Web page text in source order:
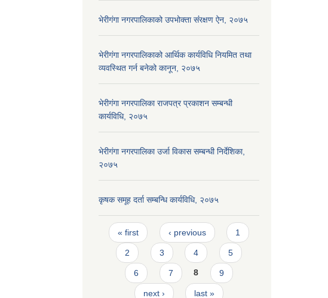
भेरीगंगा नगरपालिकाको उपभोक्ता संंरक्षण ऐन, २०७५
भेरीगंगा नगरपालिकाको आर्थिक कार्यविधि नियमित तथा
व्यवस्थित गर्न बनेको कानून, २०७५
भेरीगंगा नगरपालिका राजपत्र प्रकाशन सम्बन्धी
कार्यविधि, २०७५
भेरीगंगा नगरपालिका उर्जा विकास सम्बन्धी निर्देशिका,
२०७५
कृषक समूह दर्ता सम्बन्धि कार्यविधि, २०७५
Pages
« first ‹ previous 1
2 3 4 5
6 7 8 9
next › last »